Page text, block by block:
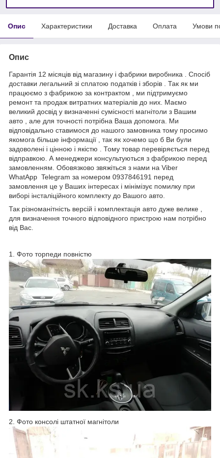
Опис Характеристики Доставка Оплата Умови
Опис
Гарантія 12 місяців від магазину і фабрики виробника . Спосіб
доставки легальний зі сплатою податків і зборів . Так як ми
працюємо з фабрикою за контрактом , ми підтримуємо
ремонт та продаж витратних матеріалів до них. Маємо
великий досвід у визначенні сумісності магнітоли з Вашим
авто , але для точності потрібна Ваша допомога. Ми
відповідально ставимося до нашого замовника тому просимо
якомога більше інформації , так як хочемо що б Ви були
задоволені і цінною і якістю . Тому товар перевіряється перед
відправкою. А менеджери консультуються з фабрикою перед
замовленням. Обовязково звяжіться з нами на Viber
WhatApp Telegram за номером 0937846191 перед
замовлення це у Ваших інтересах і мінімізує помилку при
виборі інсталіційного комплекту до Вашого авто.
Так різноманітність версій і комплектація авто дуже велике ,
для визначення точного відповідного пристрою нам потрібно
від Вас.
1. Фото торпеди повністю
2. Фото консолі штатної магнітоли